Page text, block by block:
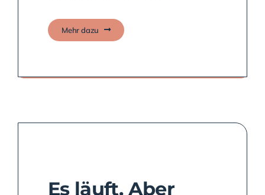
Mehr dazu
Es läuft. Aber